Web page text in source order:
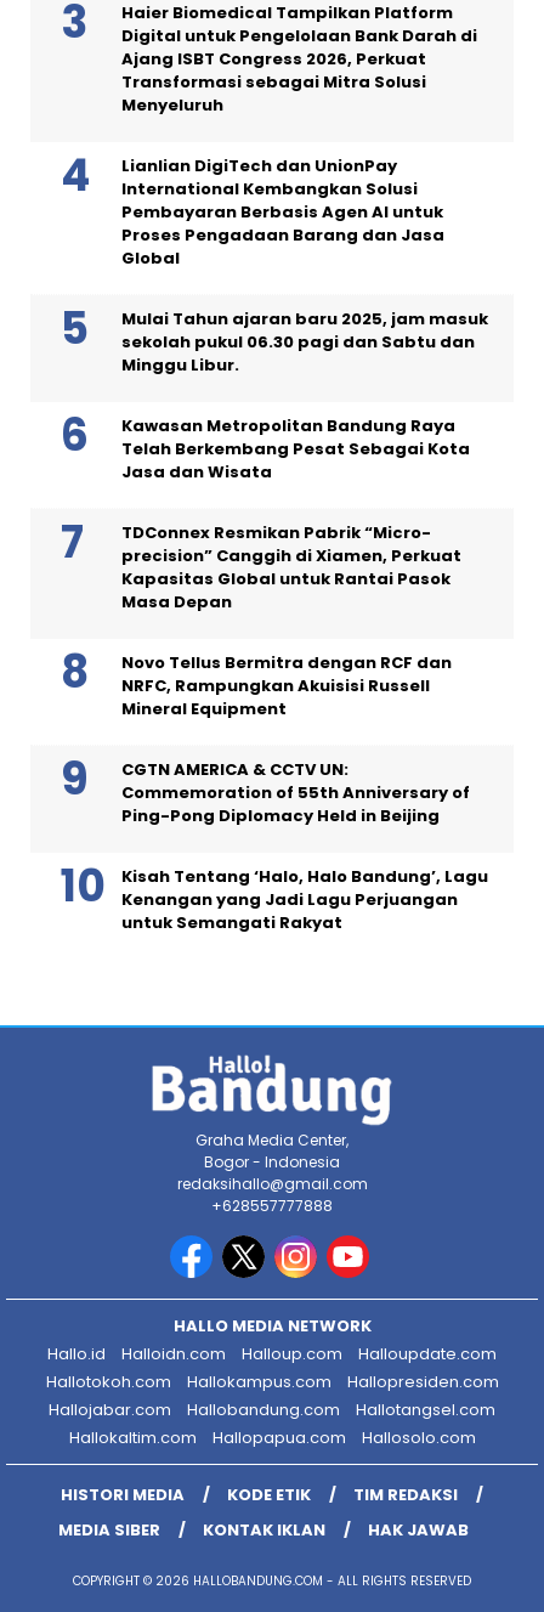
Haier Biomedical Tampilkan Platform
Digital untuk Pengelolaan Bank Darah di
Ajang ISBT Congress 2026, Perkuat
Transformasi sebagai Mitra Solusi
Menyeluruh
Lianlian DigiTech dan UnionPay
International Kembangkan Solusi
Pembayaran Berbasis Agen AI untuk
Proses Pengadaan Barang dan Jasa
Global
Mulai Tahun ajaran baru 2025, jam masuk
sekolah pukul 06.30 pagi dan Sabtu dan
Minggu Libur.
Kawasan Metropolitan Bandung Raya
Telah Berkembang Pesat Sebagai Kota
Jasa dan Wisata
TDConnex Resmikan Pabrik “Micro-
precision” Canggih di Xiamen, Perkuat
Kapasitas Global untuk Rantai Pasok
Masa Depan
Novo Tellus Bermitra dengan RCF dan
NRFC, Rampungkan Akuisisi Russell
Mineral Equipment
CGTN AMERICA & CCTV UN:
Commemoration of 55th Anniversary of
Ping-Pong Diplomacy Held in Beijing
Kisah Tentang ‘Halo, Halo Bandung’, Lagu
Kenangan yang Jadi Lagu Perjuangan
untuk Semangati Rakyat
Graha Media Center,
Bogor - Indonesia
redaksihallo@gmail.com
+628557777888
HALLO MEDIA NETWORK
Hallo.id
Halloidn.com Halloup.com
Halloupdate.com
Hallotokoh.com
Hallokampus.com
Hallopresiden.com
Hallojabar.com
Hallobandung.com
Hallotangsel.com
Hallokaltim.com
Hallopapua.com Hallosolo.com
HISTORI MEDIA KODE ETIK
TIM REDAKSI
MEDIA SIBER
KONTAK IKLAN HAK JAWAB
COPYRIGHT © 2026 HALLOBANDUNG.COM - ALL RIGHTS RESERVED